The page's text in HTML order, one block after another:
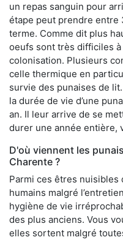
un repas sanguin pour
étape peut prendre entre
terme. Comme dit plus
oeufs sont très difficiles
colonisation. Plusieurs
celle thermique en
survie des punaises de lit.
la durée de vie d’une
an. Il leur arrive de se
durer une année entière,
D'où viennent les
Charente ?
Parmi ces êtres
humains malgré
hygiène de vie
des plus anciens. Vous
elles sortent malgré